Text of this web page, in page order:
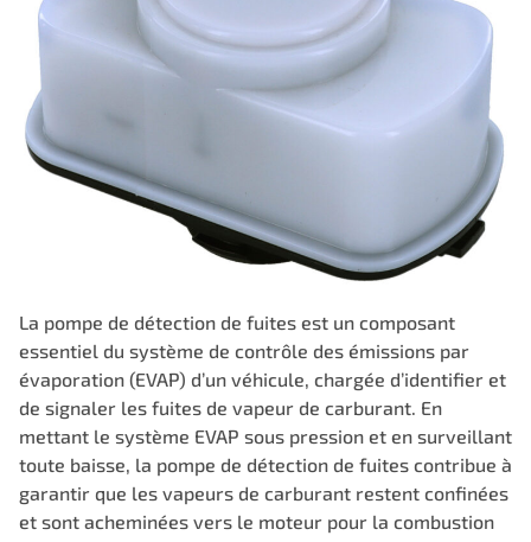
La pompe de détection de fuites est un composant
essentiel du système de contrôle des émissions par
évaporation (EVAP) d’un véhicule, chargée d’identifier et
de signaler les fuites de vapeur de carburant. En
mettant le système EVAP sous pression et en surveillant
toute baisse, la pompe de détection de fuites contribue à
garantir que les vapeurs de carburant restent confinées
et sont acheminées vers le moteur pour la combustion